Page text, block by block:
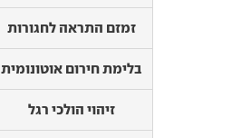
זמזם התראה לחגורות
בלימת חירום אוטונומית
זיהוי הולכי רגל
זמזם התראה לחגורות
בלימת חירום אוטונומית
זיהוי הולכי רגל